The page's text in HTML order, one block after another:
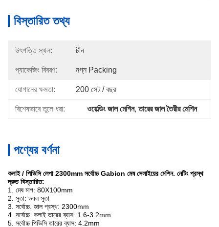
বিস্তারিত তথ্য
উৎপত্তি স্থল: চীন
প্যাকেজিং বিবরণ: নগ্ন Packing
যোগানের ক্ষমতা: 200 সেট / বছর
বিশেষভাবে তুলে ধরা: ওয়েল্ডিং জাল মেশিন, তারের জাল তৈরীর মেশিন
পণ্যের বর্ণনা
কলাই / পিভিসি লেপা 2300mm সর্বোচ্চ Gabion মেষ সেলাইয়ের মেশিন. নেটিং প্রস্থ
দ্রুত বিস্তারিত:
1. মেষ মাপ: 80X100mm
2. সুতা: ডবল সুতা
3. সর্বোচ্চ. জাল প্রস্থ: 2300mm
4. সর্বোচ্চ. কলাই তারের ব্যাস: 1.6-3.2mm
5. সর্বোচ্চ পিভিসি তারের ব্যাস: 4.2mm